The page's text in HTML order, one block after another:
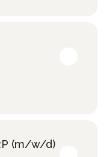
(m/w/d)